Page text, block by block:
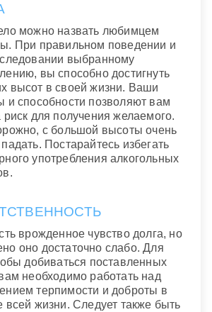
можно назвать любимцем
При правильном поведении и
следовании выбранному
вы способно достигнуть
высот в своей жизни. Ваши
и способности позволяют вам
риск для получения желаемого.
с большой высоты очень
Постарайтесь избегать
употребления алкогольных
врожденное чувство долга, но
оно достаточно слабо. Для
добиваться поставленных
необходимо работать над
терпимости и доброты в
всей жизни. Следует также быть